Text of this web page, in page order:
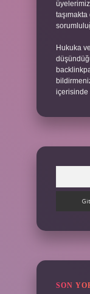
Hukuka
içerisinde
SON